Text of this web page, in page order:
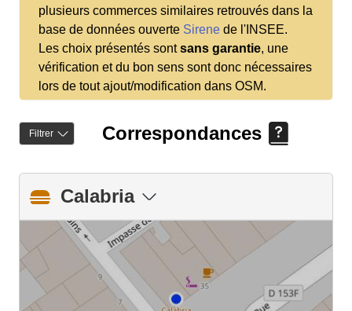
plusieurs commerces similaires retrouvés dans la
base de données ouverte Sirene de l'INSEE.
Les choix présentés sontsans garantie, une
vérification et du bon sens sont donc nécessaires
lors de tout ajout/modification dans OSM.
Filtrer Correspondances
Calabria